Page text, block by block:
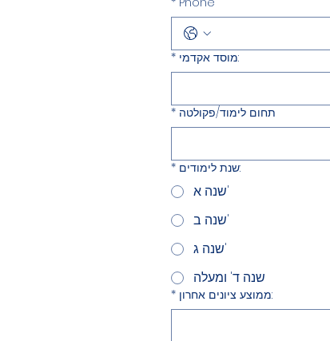
* מוסד אקדמי:
* תחום לימוד/פקולטה
* שנת לימודים:
שנה א'
שנה ב'
שנה ג'
שנה ד' ומעלה
* ממוצע ציונים אחרון: